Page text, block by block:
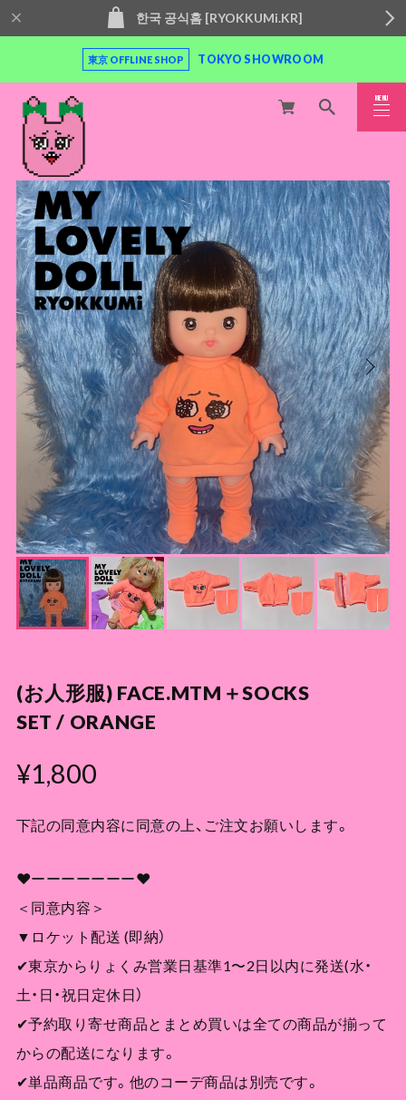
한국 공식홈 [RYOKKUMi.KR]
東京 OFFLINE SHOP TOKYO SHOWROOM
MENU
CLOSE
(お人形服) FACE.MTM＋SOCKS
SET / ORANGE
¥1,800
下記の同意内容に同意の上、ご注文お願いします。
❤︎ーーーーーーー❤︎
＜同意内容＞
▼ロケット配送 (即納）
✔︎東京からりょくみ営業日基準1〜2日以内に発送(水・
土・日・祝日定休日）
✔︎予約取り寄せ商品とまとめ買いは全ての商品が揃って
からの配送になります。
✔︎単品商品です。他のコーデ商品は別売です。